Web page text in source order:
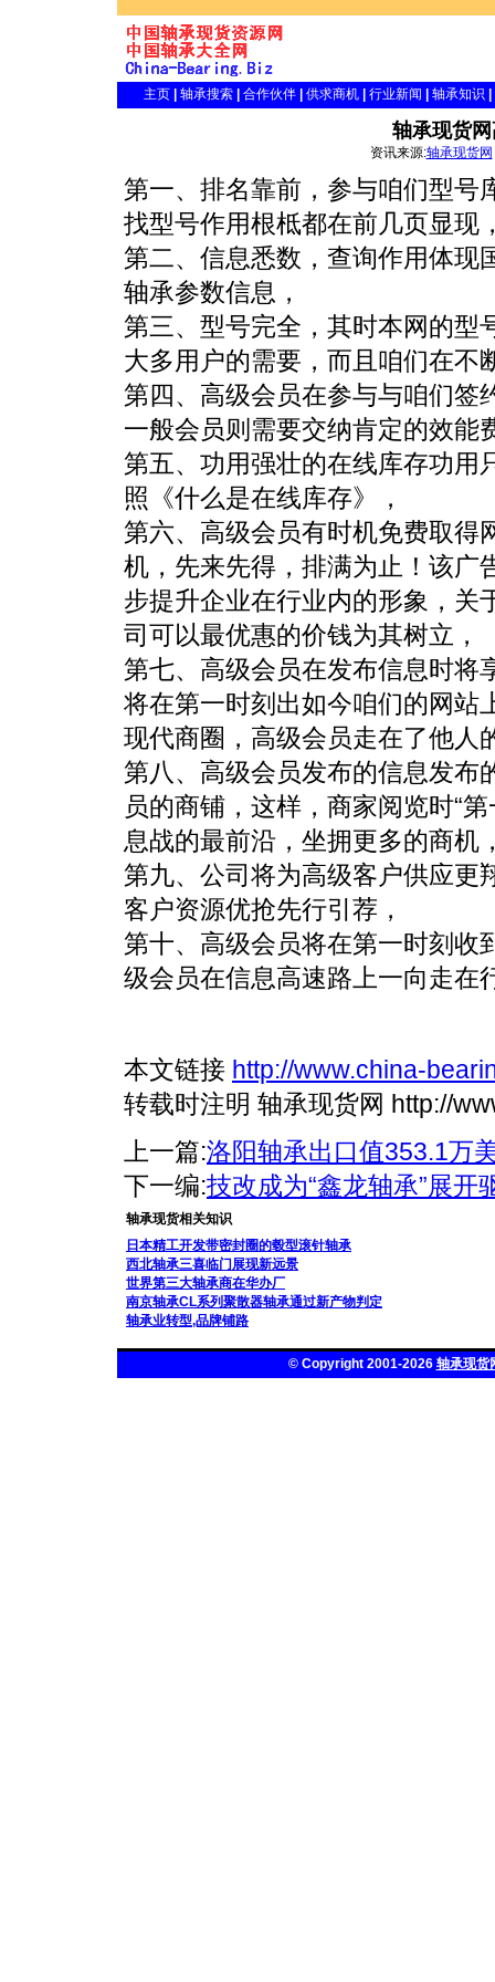
主页 轴承搜索 合作伙伴 供求商机 行业新闻 轴承知识
轴承现货
资讯来源:轴承现货网
第一、排名靠前，参与咱们型号
找型号作用根柢都在前几页显现
第二、信息悉数，查询作用体现
轴承参数信息，
第三、型号完全，其时本网的型
大多用户的需要，而且咱们在不
第四、高级会员在参与与咱们签
一般会员则需要交纳肯定的效能
第五、功用强壮的在线库存功用
照《什么是在线库存》，
第六、高级会员有时机免费取得
机，先来先得，排满为止！该广
步提升企业在行业内的形象，关
司可以最优惠的价钱为其树立，
第七、高级会员在发布信息时将
将在第一时刻出如今咱们的网站
现代商圈，高级会员走在了他人
第八、高级会员发布的信息发布
员的商铺，这样，商家阅览时“
息战的最前沿，坐拥更多的商机
第九、公司将为高级客户供应更
客户资源优抢先行引荐，
第十、高级会员将在第一时刻收
级会员在信息高速路上一向走在
本文链接 http://www.china-
转载时注明 轴承现货网 http://
上一篇:洛阳轴承出口值353.1万
下一编:技改成为“鑫龙轴承”展开
轴承现货相关知识
日本精工开发带密封圈的毂型滚针轴承
西北轴承三喜临门展现新远景
世界第三大轴承商在华办厂
南京轴承CL系列聚散器轴承通过新产物判定
轴承业转型,品牌铺路
© Copyright 2001-2026 轴承现货